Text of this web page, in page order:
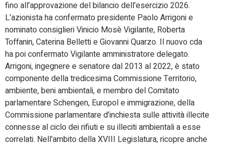
fino all’approvazione del bilancio dell’esercizio 2026.
L’azionista ha confermato presidente Paolo Arrigoni e
nominato consiglieri Vinicio Mosè Vigilante, Roberta
Toffanin, Caterina Belletti e Giovanni Quarzo. Il nuovo cda
ha poi confermato Vigilante amministratore delegato.
Arrigoni, ingegnere e senatore dal 2013 al 2022, è stato
componente della tredicesima Commissione Territorio,
ambiente, beni ambientali, e membro del Comitato
parlamentare Schengen, Europol e immigrazione, della
Commissione parlamentare d’inchiesta sulle attività illecite
connesse al ciclo dei rifiuti e su illeciti ambientali a esse
correlati. Nell’ambito della XVIII Legislatura, ricopre anche